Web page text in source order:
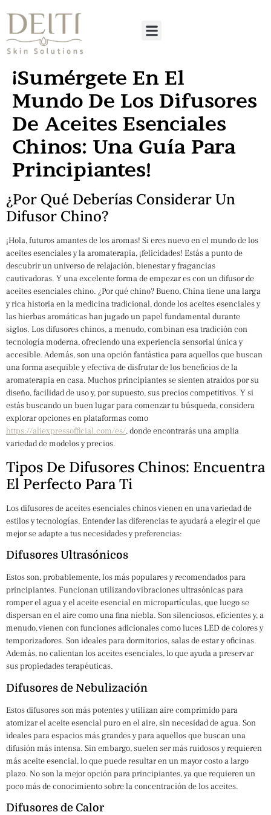
¡Sumérgete En El
Mundo De Los Difusores
De Aceites Esenciales
Chinos: Una Guía Para
Principiantes!
¿Por Qué Deberías Considerar Un
Difusor Chino?
¡Hola, futuros amantes de los aromas! Si eres nuevo en el mundo de los
aceites esenciales y la aromaterapia, ¡felicidades! Estás a punto de
descubrir un universo de relajación, bienestar y fragancias
cautivadoras. Y una excelente forma de empezar es con un difusor de
aceites esenciales chino. ¿Por qué chino? Bueno, China tiene una larga
y rica historia en la medicina tradicional, donde los aceites esenciales y
las hierbas aromáticas han jugado un papel fundamental durante
siglos. Los difusores chinos, a menudo, combinan esa tradición con
tecnología moderna, ofreciendo una experiencia sensorial única y
accesible. Además, son una opción fantástica para aquellos que buscan
una forma asequible y efectiva de disfrutar de los beneficios de la
aromaterapia en casa. Muchos principiantes se sienten atraídos por su
diseño, facilidad de uso y, por supuesto, sus precios competitivos. Y si
estás buscando un buen lugar para comenzar tu búsqueda, considera
explorar opciones en plataformas como
https://aliexpressofficial.com/es/, donde encontrarás una amplia
variedad de modelos y precios.
Tipos De Difusores Chinos: Encuentra
El Perfecto Para Ti
Los difusores de aceites esenciales chinos vienen en una variedad de
estilos y tecnologías. Entender las diferencias te ayudará a elegir el que
mejor se adapte a tus necesidades y preferencias:
Difusores Ultrasónicos
Estos son, probablemente, los más populares y recomendados para
principiantes. Funcionan utilizando vibraciones ultrasónicas para
romper el agua y el aceite esencial en micropartículas, que luego se
dispersan en el aire como una fina niebla. Son silenciosos, eficientes y, a
menudo, vienen con funciones adicionales como luces LED de colores y
temporizadores. Son ideales para dormitorios, salas de estar y oficinas.
Además, no calientan los aceites esenciales, lo que ayuda a preservar
sus propiedades terapéuticas.
Difusores de Nebulización
Estos difusores son más potentes y utilizan aire comprimido para
atomizar el aceite esencial puro en el aire, sin necesidad de agua. Son
ideales para espacios más grandes y para aquellos que buscan una
difusión más intensa. Sin embargo, suelen ser más ruidosos y requieren
más aceite esencial, lo que puede resultar en un mayor costo a largo
plazo. No son la mejor opción para principiantes, ya que requieren un
poco más de conocimiento sobre la concentración de los aceites.
Difusores de Calor